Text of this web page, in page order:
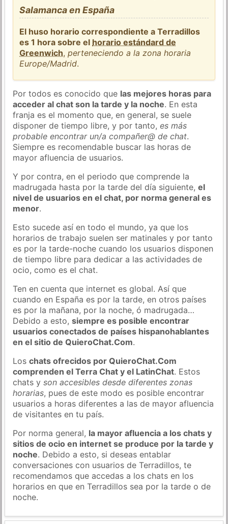
Salamanca en España
El huso horario correspondiente a Terradillos
es 1 hora sobre el horario estándard de
Greenwich,perteneciendo a la zona horaria
Europe/Madrid.
Por todos es conocido que las mejores horas para
acceder al chat son la tarde y la noche. En esta
franja es el momento que, en general, se suele
disponer de tiempo libre, y por tanto,es más
probable encontrar un/a compañer@ de chat.
Siempre es recomendable buscar las horas de
mayor afluencia de usuarios.
Y por contra, en el periodo que comprende la
madrugada hasta por la tarde del día siguiente,el
nivel de usuarios en el chat, por norma general es
menor.
Esto sucede así en todo el mundo, ya que los
horarios de trabajo suelen ser matinales y por tanto
es por la tarde-noche cuando los usuarios disponen
de tiempo libre para dedicar a las actividades de
ocio, como es el chat.
Ten en cuenta que internet es global. Así que
cuando en España es por la tarde, en otros países
es por la mañana, por la noche, ó madrugada…
Debido a esto,siempre es posible encontrar
usuarios conectados de países hispanohablantes
en el sitio de QuieroChat.Com.
Loschats ofrecidos por QuieroChat.Com
comprenden el Terra Chat y el LatinChat. Estos
chats yson accesibles desde diferentes zonas
horarias, pues de este modo es posible encontrar
usuarios a horas diferentes a las de mayor afluencia
de visitantes en tu país.
Por norma general, la mayor afluencia a los chats y
sitios de ocio en internet se produce por la tarde y
noche. Debido a esto, si deseas entablar
conversaciones con usuarios de Terradillos, te
recomendamos que accedas a los chats en los
horarios en que en Terradillos sea por la tarde o de
noche.